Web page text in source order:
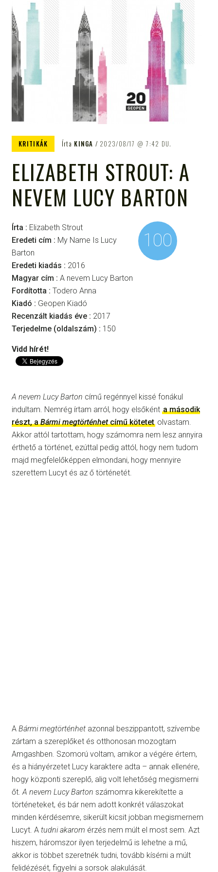
KRITIKÁK Írta KINGA 2023/08/17 7:42 DU.
ELIZABETH STROUT: A
NEVEM LUCY BARTON
Írta : Elizabeth Strout
Eredeti cím : My Name Is Lucy
Barton
Eredeti kiadás : 2016
Magyar cím : A nevem Lucy Barton
Fordította : Todero Anna
Kiadó : Geopen Kiadó
Recenzált kiadás éve : 2017
Terjedelme (oldalszám) : 150
100
Vidd hírét!
A nevem Lucy Barton című regénnyel kissé fonákul
indultam. Nemrég írtam arról, hogy elsőként a második
részt, aBármi megtörténhetcímű kötetet olvastam.
Akkor attól tartottam, hogy számomra nem lesz annyira
érthető a történet, ezúttal pedig attól, hogy nem tudom
majd megfelelőképpen elmondani, hogy mennyire
szerettem Lucyt és az ő történetét.
A Bármi megtörténhet azonnal beszippantott, szívembe
zártam a szereplőket és otthonosan mozogtam
Amgashben. Szomorú voltam, amikor a végére értem,
és a hiányérzetet Lucy karaktere adta – annak ellenére,
hogy központi szereplő, alig volt lehetőség megismerni
őt. A nevem Lucy Barton számomra kikerekítette a
történeteket, és bár nem adott konkrét válaszokat
minden kérdésemre, sikerült kicsit jobban megismernem
Lucyt. A tudni akarom érzés nem múlt el most sem. Azt
hiszem, háromszor ilyen terjedelmű is lehetne a mű,
akkor is többet szeretnék tudni, tovább kísérni a múlt
felidézését, figyelni a sorsok alakulását.